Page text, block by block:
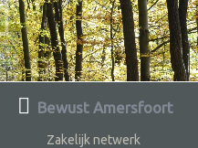
Bewust Amersfoort
Zakelijk netwerk